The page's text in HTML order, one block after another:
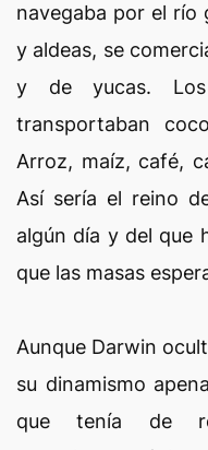
navegaba por el río
y aldeas, se
y de yucas.
transportaban
Arroz, maíz, café,
Así sería el reino
algún día y del que
que las masas
Aunque Darwin
su dinamismo
que tenía de